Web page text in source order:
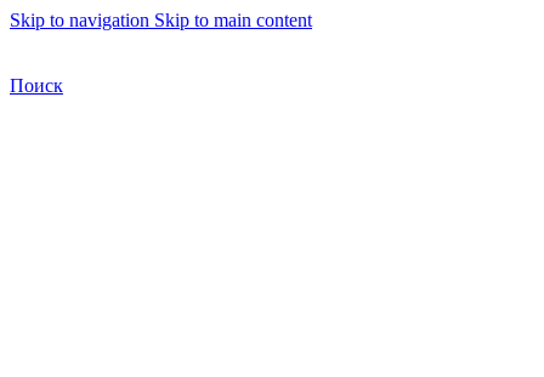
Skip to navigation Skip to main content
Поиск